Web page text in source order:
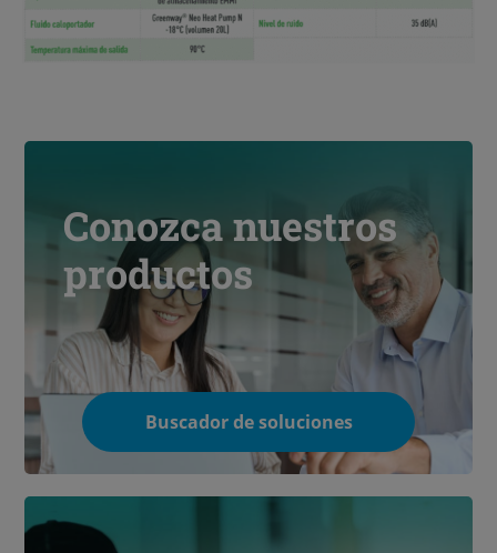
Conozca nuestros
productos
Buscador de soluciones